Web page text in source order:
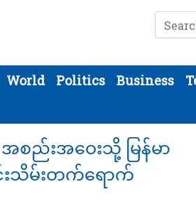
Search
World Politics Business
ည်းအဝေးသို့ မြန်မာ
သိမ်းတက်ရောက်